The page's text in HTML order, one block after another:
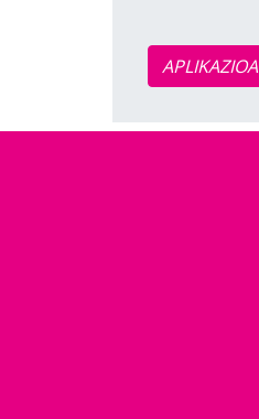
APLIKAZIOA